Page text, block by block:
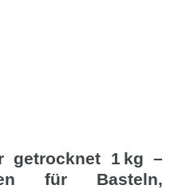
getrocknet 1 kg –
für Basteln,